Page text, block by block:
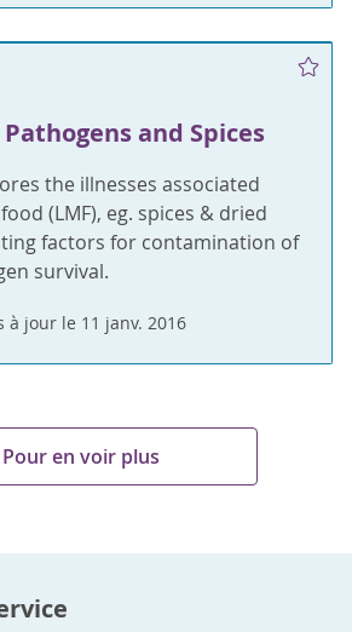
and Spices
the illnesses associated
(LMF), eg. spices & dried
factors for contamination of
survival.
à jour le 11 janv. 2016
Pour en voir plus